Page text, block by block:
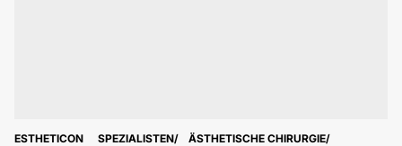
ESTHETICON SPEZIALISTEN
ÄSTHETISCHE CHIRURGIE